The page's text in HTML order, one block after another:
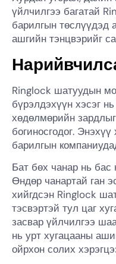
үйлчилгээ багатай
барилгын төслүүдэд
ашгийн тэнцвэрийг
Ringlock шатуудын
бүрэлдэхүүн хэсэг
хөдөлмөрийн
богиносгодог.
барилгын
Бат бөх чанар нь
Өндөр чанартай ган
хийгдсэн Ringlock
тэсвэртэй тул цаг
засвар үйлчилгээ
нь урт хугацааны
ойрхон солих